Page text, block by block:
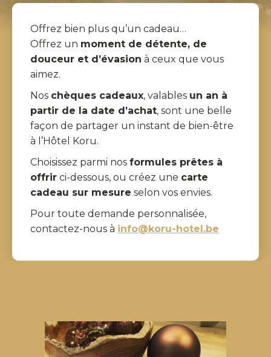
Offrez bien plus qu’un cadeau…
Offrez un moment de détente, de
douceur et d’évasion à ceux que vous
aimez.
Nos chèques cadeaux, valables un an à
partir de la date d’achat, sont une belle
façon de partager un instant de bien-être
à l’Hôtel Koru.
Choisissez parmi nos formules prêtes à
offrir ci-dessous, ou créez une carte
cadeau sur mesure selon vos envies.
Pour toute demande personnalisée,
contactez-nous à info@koru-hotel.be